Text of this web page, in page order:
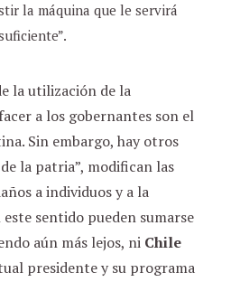
la máquina que le servirá
la utilización de la
a los gobernantes son el
Sin embargo, hay otros
la patria”, modifican las
a individuos y a la
este sentido pueden sumarse
aún más lejos, ni Chile
presidente y su programa